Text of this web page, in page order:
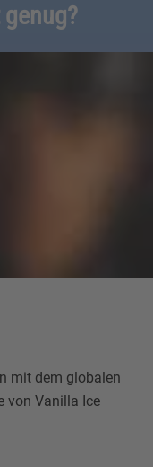
mit dem globalen
von Vanilla Ice